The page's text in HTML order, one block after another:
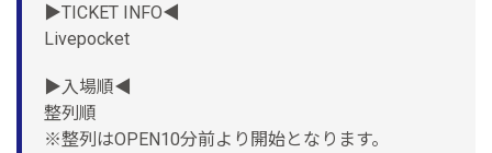
▶︎TICKET INFO◀︎
Livepocket
▶︎入場順◀︎
整列順
※整列はOPEN10分前より開始となります。